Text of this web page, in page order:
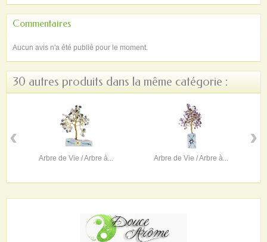
Commentaires
Aucun avis n'a été publié pour le moment.
30 autres produits dans la même catégorie :
Arbre de Vie / Arbre à... Arbre de Vie / Arbre à...
‹ ›